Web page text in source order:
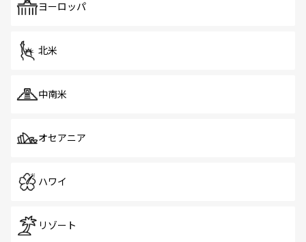
ヨーロッパ
北米
中南米
オセアニア
ハワイ
リゾート